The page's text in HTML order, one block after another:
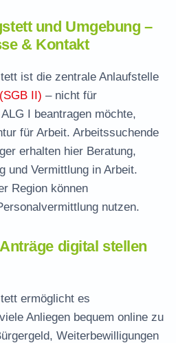
und Umgebung –
& Kontakt
ist die zentrale Anlaufstelle
II) – nicht für
I beantragen möchte,
für Arbeit. Arbeitssuchende
erhalten hier Beratung,
und Vermittlung in Arbeit.
Region können
nutzen.
digital stellen
ermöglicht es
Anliegen bequem online zu
Weiterbewilligungen